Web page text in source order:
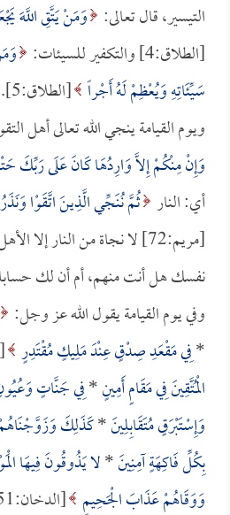
التيسير، قال تعالى: وَمَنْ يَتَّقِ اللَّهَ
[الطلاق:4] والتكفير للسيئات:
سَيِّئَاتِهِ وَيُعْظِمْ لَهُ أَجْراً [الطلاق:5].
ويوم القيامة ينجي الله تعالى أهل
وَإِنْ مِنْكُمْ إِلاَّ وَارِدُهَا كَانَ عَلَى رَبِّكَ
أي: النار ثُمَّ نُنَجِّي الَّذِينَ اتَّقَوْا
[مريم:72] لا نجاة من النار
نفسك هل أنت منهم، أم أن لك
وفي يوم القيامة يقول الله عز وجل:
*فِي مَقْعَدِ صِدْقٍ عِنْدَ مَلِيكٍ مُقْتَدِرٍ
الْمُتَّقِينَ فِي مَقَامٍ أَمِينٍ*فِي جَنَّاتٍ
وَإِسْتَبْرَقٍ مُتَقَابِلِينَ*كَذَلِكَ
بِكُلِّ فَاكِهَةٍ آمِنِينَ*لا يَذُوقُونَ فِيهَا
وَوَقَاهُمْ عَذَابَ الْجَحِيمِ